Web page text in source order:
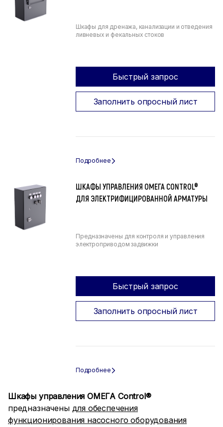
Шкафы для дренажа, канализации и отведения
ливневых и фекальных стоков
Быстрый запрос
Заполнить опросный лист
ШКАФЫ УПРАВЛЕНИЯ ОМЕГА CONTROL®
ДЛЯ ЭЛЕКТРИФИЦИРОВАННОЙ АРМАТУРЫ
Предназначены для контроля и управления
электроприводом задвижки
Быстрый запрос
Заполнить опросный лист
Шкафы управления ОМЕГА Control®
предназначены для обеспечения
функционирования насосного оборудования